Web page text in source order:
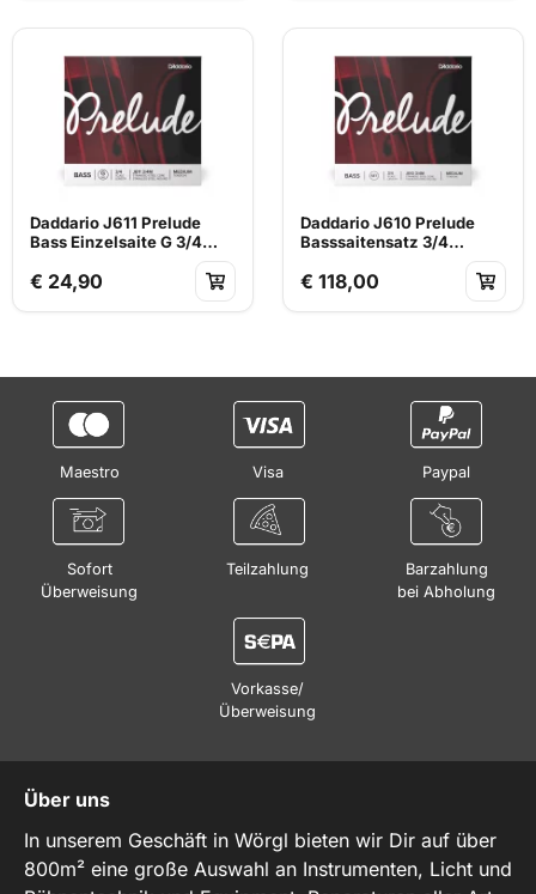
Daddario J611 Prelude
Bass Einzelsaite G 3/4
€ 24,90
Daddario J610 Prelude
Basssaitensatz 3/4
€ 118,00
Maestro Visa Paypal
Sofort
Überweisung
Teilzahlung
Barzahlung
bei Abholung
Vorkasse/
Überweisung
Über uns
In unserem Geschäft in Wörgl bieten wir Dir auf über
800m² eine große Auswahl an Instrumenten, Licht und